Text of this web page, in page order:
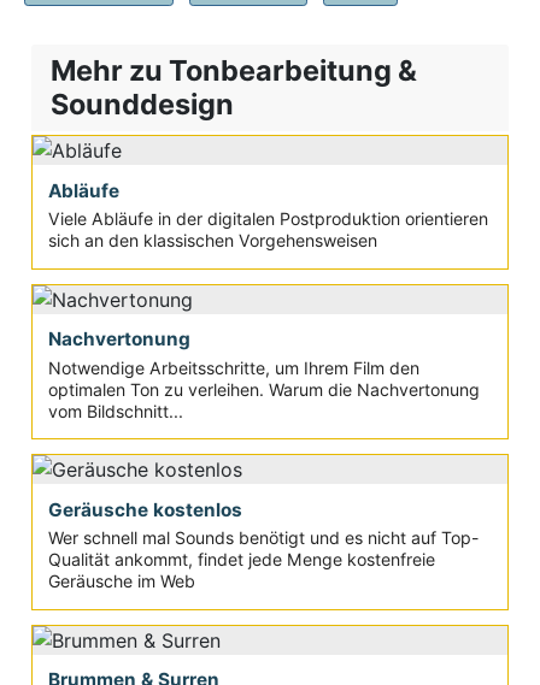
Mehr zu Tonbearbeitung &
Sounddesign
Abläufe
Viele Abläufe in der digitalen Postproduktion orientieren
sich an den klassischen Vorgehensweisen
Nachvertonung
Notwendige Arbeitsschritte, um Ihrem Film den
optimalen Ton zu verleihen. Warum die Nachvertonung
vom Bildschnitt...
Geräusche kostenlos
Wer schnell mal Sounds benötigt und es nicht auf Top-
Qualität ankommt, findet jede Menge kostenfreie
Geräusche im Web
Brummen & Surren